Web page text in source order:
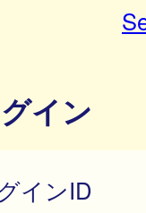
イン
インID